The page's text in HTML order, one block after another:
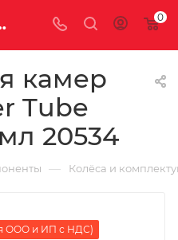
за рублей, а со скидкой 0
камер
Tube
20534
— Колёса и
ООО и ИП с НДС)